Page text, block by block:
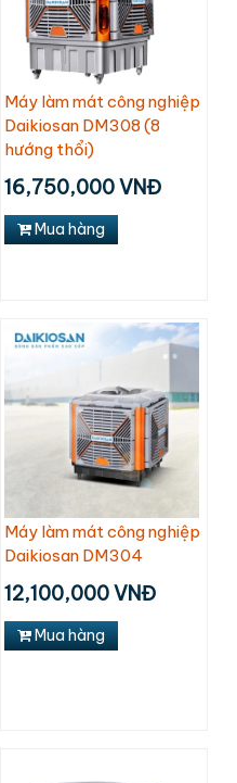
Máy làm mát công nghiệp
Daikiosan DM308 (8
hướng thổi)
16,750,000 VNĐ
Mua hàng
Máy làm mát công nghiệp
Daikiosan DM304
12,100,000 VNĐ
Mua hàng